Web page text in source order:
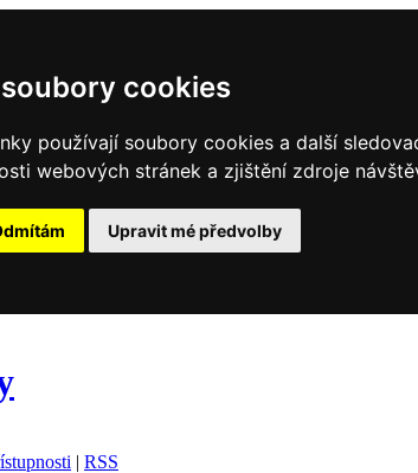
cookies
používají soubory cookies a další
webových stránek a zjištění zdroje
Upravit mé předvolby
| RSS